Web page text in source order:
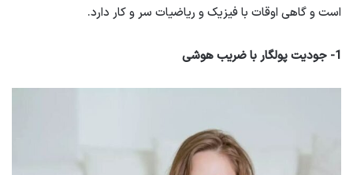
است و گاهی اوقات با فیزیک و ریاضیات سر و کار دارد.
1- جودیت پولگار با ضریب هوشی